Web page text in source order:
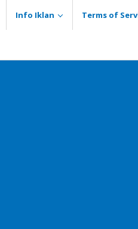
Info Iklan Terms of